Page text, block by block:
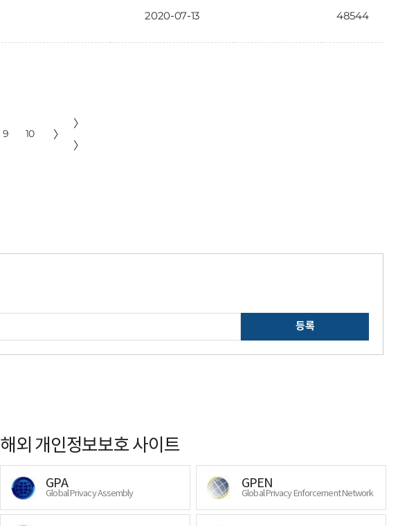
2020-07-13 48544
9 10 〉
〉
〉
등록
해외 개인정보보호 사이트
GPA
Global Privacy Assembly
GPEN
Global Privacy Enforcement Network